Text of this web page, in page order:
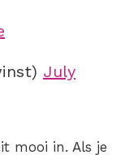
July
mooi in. Als je